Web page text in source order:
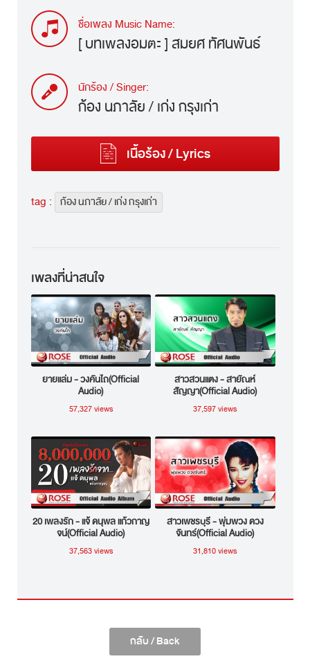
ชื่อเพลง Music Name:
[ บทเพลงอมตะ ] สมยศ ทัศนพันธ์
นักร้อง / Singer:
ก้อง นภาลัย / เก่ง กรุงเก่า
เนื้อร้อง / Lyrics
tag : ก้อง นภาลัย / เก่ง กรุงเก่า
เพลงที่น่าสนใจ
ยายแล่ม - วงคันไถ(Official
Audio)
57,327 views
สาวสวนแตง - สายัณห์
สัญญา(Official Audio)
37,597 views
20 เพลงรัก - แจ้ ดนุพล แก้วกาญ
จน์(Official Audio)
37,563 views
สาวเพชรบุรี - พุ่มพวง ดวง
จันทร์(Official Audio)
31,810 views
กลับ / Back